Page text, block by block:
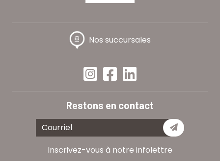
Nos succursales
Restons en contact
Je
Inscrivez-vous à notre infolettre